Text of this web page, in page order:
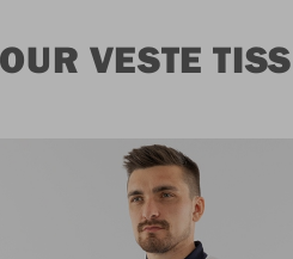
VESTE